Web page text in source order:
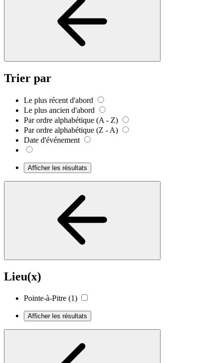
Trier par
Le plus récent d'abord
Le plus ancien d'abord
Par ordre alphabétique (A - Z)
Par ordre alphabétique (Z - A)
Date d'événement
Afficher les résultats
Lieu(x)
Pointe-à-Pitre (1)
Afficher les résultats